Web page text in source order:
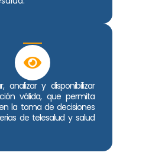
analizar y disponibilizar
válida, que permita
la toma de decisiones
de telesalud y salud